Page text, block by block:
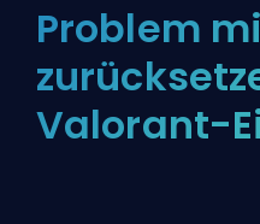
Problem
Valorant-